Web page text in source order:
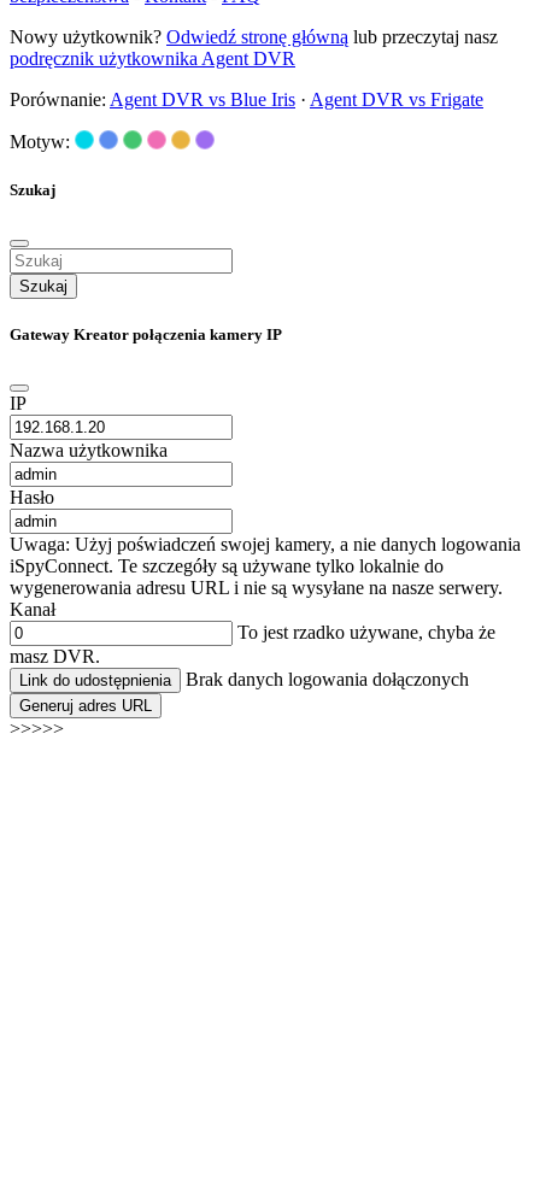
Nowy użytkownik? Odwiedź stronę główną lub przeczytaj nasz
podręcznik użytkownika Agent DVR
Porównanie: Agent DVR vs Blue Iris · Agent DVR vs Frigate
Motyw:
Szukaj
Szukaj
Gateway Kreator połączenia kamery IP
IP
Nazwa użytkownika
Hasło
Uwaga: Użyj poświadczeń swojej kamery, a nie danych logowania
iSpyConnect. Te szczegóły są używane tylko lokalnie do
wygenerowania adresu URL i nie są wysyłane na nasze serwery.
Kanał
To jest rzadko używane, chyba że
masz DVR.
Link do udostępnienia Brak danych logowania dołączonych
Generuj adres URL
>>>>>